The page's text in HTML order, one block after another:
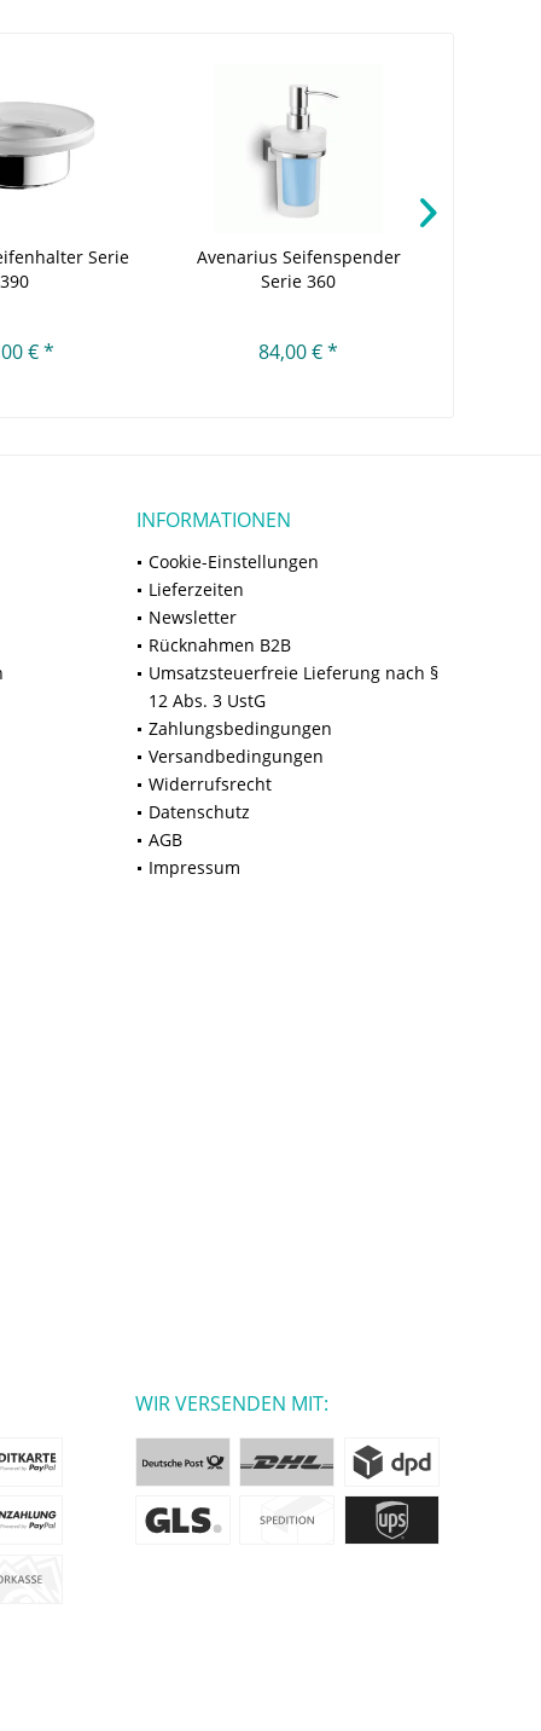
Serie
390
€ *
Avenarius Seifenspender
Serie 360
84,00 € *
INFORMATIONEN
Cookie-Einstellungen
Lieferzeiten
Newsletter
Rücknahmen B2B
Umsatzsteuerfreie Lieferung nach §
12 Abs. 3 UstG
Zahlungsbedingungen
Versandbedingungen
Widerrufsrecht
Datenschutz
AGB
Impressum
WIR VERSENDEN MIT: